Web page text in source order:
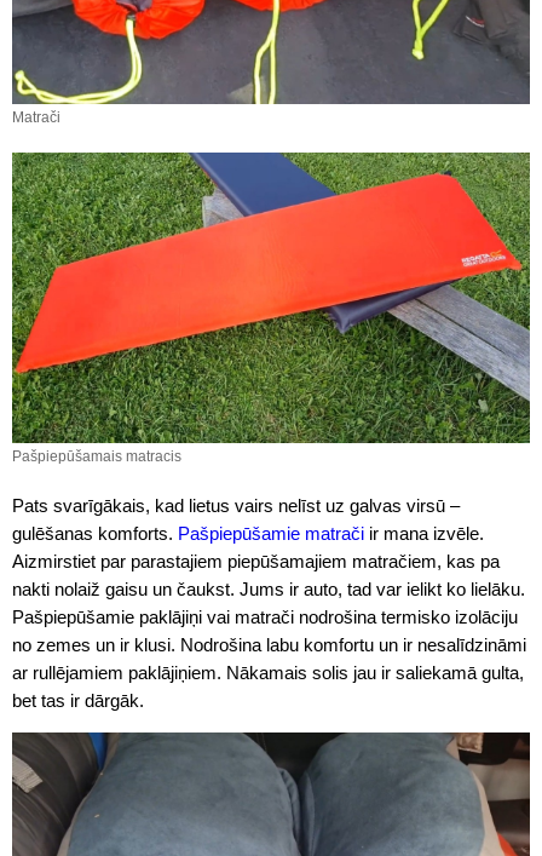
Matrači
Pašpiepūšamais matracis
Pats svarīgākais, kad lietus vairs nelīst uz galvas virsū –
gulēšanas komforts. Pašpiepūšamie matrači ir mana izvēle.
Aizmirstiet par parastajiem piepūšamajiem matračiem, kas pa
nakti nolaiž gaisu un čaukst. Jums ir auto, tad var ielikt ko lielāku.
Pašpiepūšamie paklājiņi vai matrači nodrošina termisko izolāciju
no zemes un ir klusi. Nodrošina labu komfortu un ir nesalīdzināmi
ar rullējamiem paklājiņiem. Nākamais solis jau ir saliekamā gulta,
bet tas ir dārgāk.